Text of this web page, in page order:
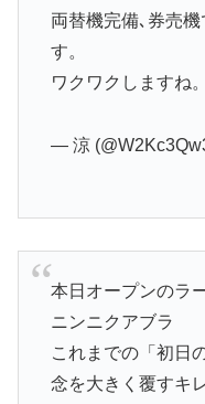
両替機完備､券売
す。
ワクワクしますね。
— 涼
本日オープンのラ
ニンニクアブラ
これまでの「初日
念を大きく覆すキ